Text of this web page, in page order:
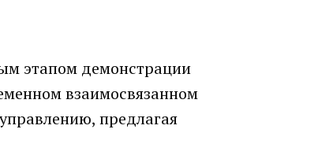
этапом демонстрации
взаимосвязанном
предлагая